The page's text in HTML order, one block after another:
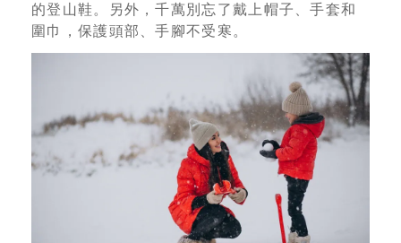
的登山鞋。另外，千萬別忘了戴上帽子、手套和
圍巾，保護頭部、手腳不受寒。